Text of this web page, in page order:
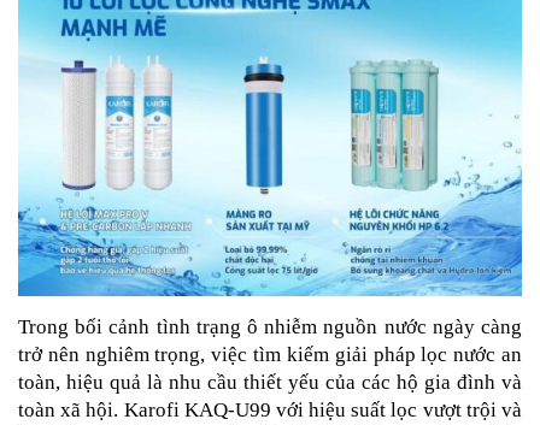
Trong bối cảnh tình trạng ô nhiễm nguồn nước ngày càng
trở nên nghiêm trọng, việc tìm kiếm giải pháp lọc nước an
toàn, hiệu quả là nhu cầu thiết yếu của các hộ gia đình và
toàn xã hội. Karofi KAQ-U99 với hiệu suất lọc vượt trội và